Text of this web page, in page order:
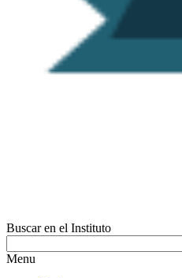
Buscar en el Instituto
Menu